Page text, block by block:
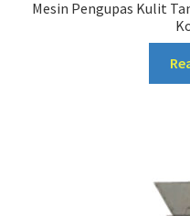
Mesin Pengupas Kulit